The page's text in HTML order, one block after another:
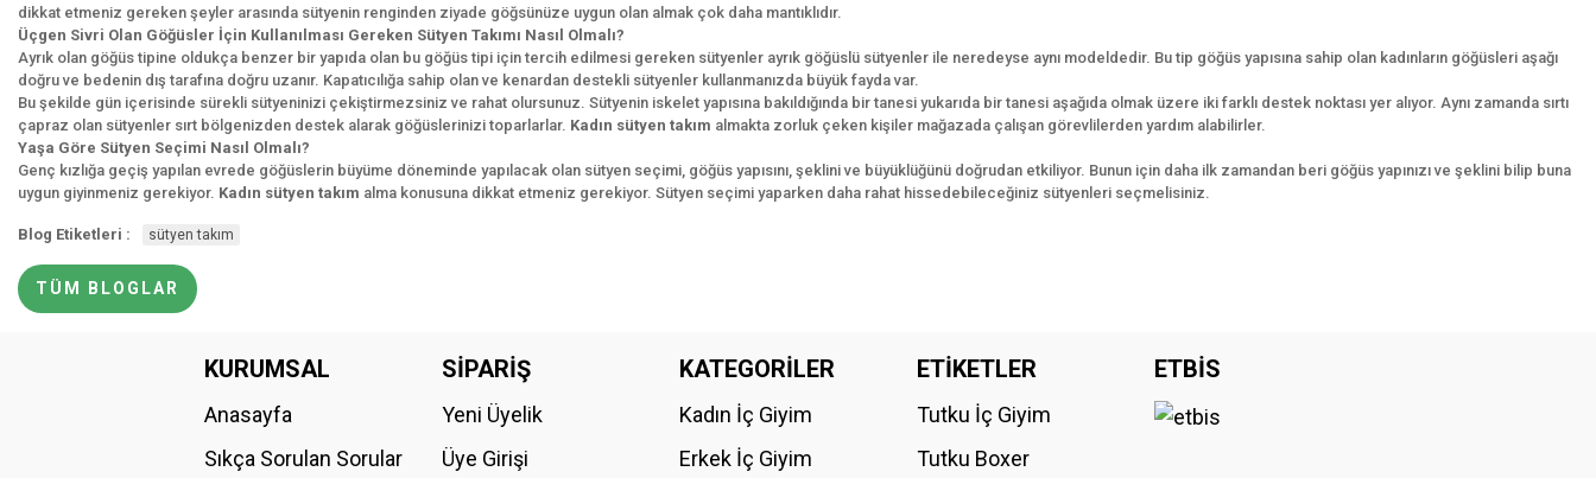
dikkat etmeniz gereken şeyler arasında sütyenin renginden ziyade göğsünüze uygun olan almak çok daha mantıklıdır.
Üçgen Sivri Olan Göğüsler İçin Kullanılması Gereken Sütyen Takımı Nasıl Olmalı?
Ayrık olan göğüs tipine oldukça benzer bir yapıda olan bu göğüs tipi için tercih edilmesi gereken sütyenler ayrık göğüslü sütyenler ile neredeyse aynı modeldedir. Bu tip göğüs yapısına sahip olan kadınların göğüsleri aşağı
doğru ve bedenin dış tarafına doğru uzanır. Kapatıcılığa sahip olan ve kenardan destekli sütyenler kullanmanızda büyük fayda var.
Bu şekilde gün içerisinde sürekli sütyeninizi çekiştirmezsiniz ve rahat olursunuz. Sütyenin iskelet yapısına bakıldığında bir tanesi yukarıda bir tanesi aşağıda olmak üzere iki farklı destek noktası yer alıyor. Aynı zamanda sırtı
çapraz olan sütyenler sırt bölgenizden destek alarak göğüslerinizi toparlarlar. Kadın sütyen takım almakta zorluk çeken kişiler mağazada çalışan görevlilerden yardım alabilirler.
Yaşa Göre Sütyen Seçimi Nasıl Olmalı?
Genç kızlığa geçiş yapılan evrede göğüslerin büyüme döneminde yapılacak olan sütyen seçimi, göğüs yapısını, şeklini ve büyüklüğünü doğrudan etkiliyor. Bunun için daha ilk zamandan beri göğüs yapınızı ve şeklini bilip buna
uygun giyinmeniz gerekiyor. Kadın sütyen takım alma konusuna dikkat etmeniz gerekiyor. Sütyen seçimi yaparken daha rahat hissedebileceğiniz sütyenleri seçmelisiniz.
Blog Etiketleri : sütyen takım
TÜM BLOGLAR
KURUMSAL
Anasayfa
Sıkça Sorulan Sorular
SİPARİŞ
Yeni Üyelik
Üye Girişi
KATEGORİLER
Kadın İç Giyim
Erkek İç Giyim
ETİKETLER
Tutku İç Giyim
Tutku Boxer
ETBİS